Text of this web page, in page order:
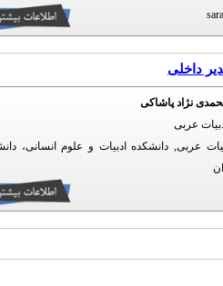
نژاد پاشاکی
عربی
دانشکده ادبیات و علوم انسانی، دانشگاه